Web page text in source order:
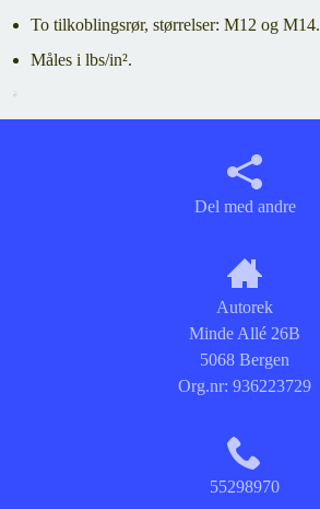
To tilkoblingsrør, størrelser: M12 og M14.
Måles i lbs/in².
Del med andre
Autorek
Minde Allé 26B
5068 Bergen
Org.nr: 936223729
55298970